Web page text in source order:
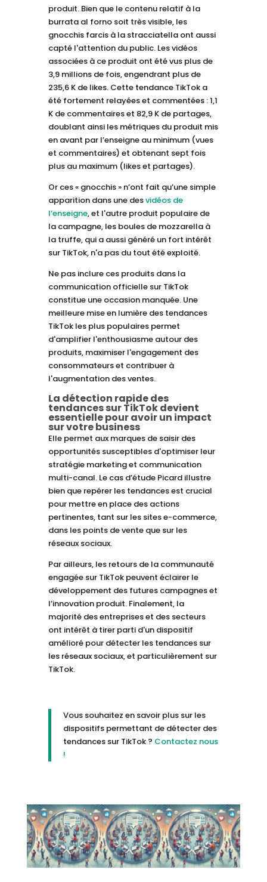
produit. Bien que le contenu relatif à la
burrata al forno soit très visible, les
gnocchis farcis à la stracciatella ont aussi
capté l'attention du public. Les vidéos
associées à ce produit ont été vus plus de
3,9 millions de fois, engendrant plus de
235,6 K de likes. Cette tendance TikTok a
été fortement relayées et commentées : 1,1
K de commentaires et 82,9 K de partages,
doublant ainsi les métriques du produit mis
en avant par l’enseigne au minimum (vues
et commentaires) et obtenant sept fois
plus au maximum (likes et partages).
Or ces « gnocchis » n’ont fait qu’une simple
apparition dans une desvidéos de
l’enseigne, et l'autre produit populaire de
la campagne, les boules de mozzarella à
la truffe, qui a aussi généré un fort intérêt
sur TikTok, n'a pas du tout été exploité.
Ne pas inclure ces produits dans la
communication officielle sur TikTok
constitue une occasion manquée. Une
meilleure mise en lumière des tendances
TikTok les plus populaires permet
d'amplifier l'enthousiasme autour des
produits, maximiser l'engagement des
consommateurs et contribuer à
l'augmentation des ventes.
La détection rapide des
tendances sur TikTok devient
essentielle pour avoir un impact
sur votre business
Elle permet aux marques de saisir des
opportunités susceptibles d'optimiser leur
stratégie marketing et communication
multi-canal. Le cas d’étude Picard illustre
bien que repérer les tendances est crucial
pour mettre en place des actions
pertinentes, tant sur les sites e-commerce,
dans les points de vente que sur les
réseaux sociaux.
Par ailleurs, les retours de la communauté
engagée sur TikTok peuvent éclairer le
développement des futures campagnes et
l’innovation produit. Finalement, la
majorité des entreprises et des secteurs
ont intérêt à tirer parti d'un dispositif
amélioré pour détecter les tendances sur
les réseaux sociaux, et particulièrement sur
TikTok.
Vous souhaitez en savoir plus sur les
dispositifs permettant de détecter des
tendances sur TikTok ? Contactez nous
!